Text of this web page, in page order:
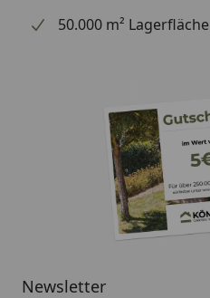
50.000 m² Lagerfläche
Newsletter